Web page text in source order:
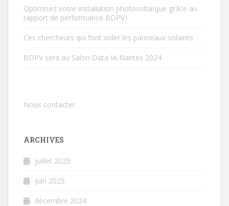
Optimisez votre installation photovoltaïque grâce au
rapport de performance BDPV !
Ces chercheurs qui font voler les panneaux solaires
BDPV sera au Salon Data IA Nantes 2024
Nous contacter
ARCHIVES
juillet 2025
juin 2025
décembre 2024